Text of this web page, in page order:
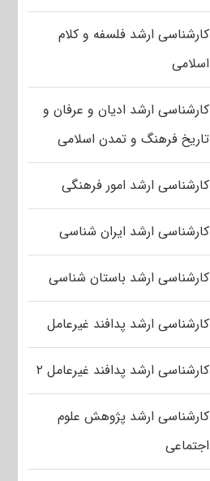
کارشناسی ارشد فلسفه و کلام
اسلامی
کارشناسی ارشد ادیان و عرفان و
تاریخ فرهنگ و تمدن اسلامی
کارشناسی ارشد امور فرهنگی
کارشناسی ارشد ایران شناسی
کارشناسی ارشد باستان شناسی
کارشناسی ارشد پدافند غیرعامل
کارشناسی ارشد پدافند غیرعامل ۲
کارشناسی ارشد پژوهش علوم
اجتماعی